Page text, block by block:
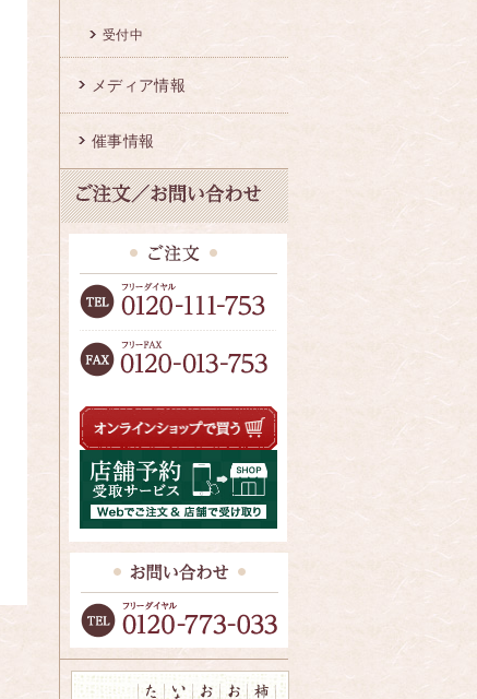
受付中
メディア情報
催事情報